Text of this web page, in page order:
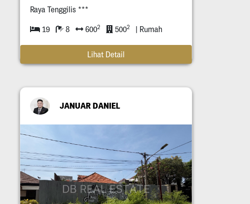
Raya Tenggilis ***
19 8 6002 5002 | Rumah
Lihat Detail
JANUAR DANIEL